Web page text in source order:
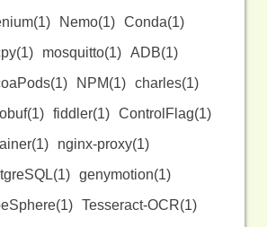
Nemo(1) Conda(1)
mosquitto(1) ADB(1)
NPM(1) charles(1)
fiddler(1) ControlFlag(1)
nginx-proxy(1)
genymotion(1)
Tesseract-OCR(1)